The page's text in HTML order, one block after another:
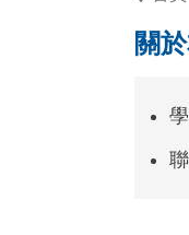
資
學
關